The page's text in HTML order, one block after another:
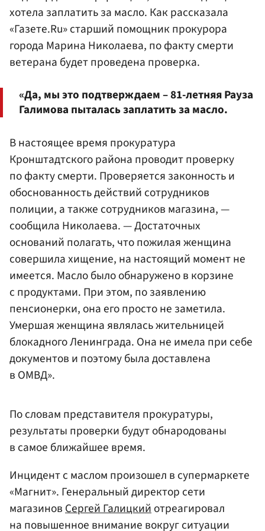
хотела заплатить за масло. Как рассказала
«Газете.Ru» старший помощник прокурора
города Марина Николаева, по факту смерти
ветерана будет проведена проверка.
«Да, мы это подтверждаем – 81-летняя Рауза
Галимова пыталась заплатить за масло.
В настоящее время прокуратура
Кронштадтского района проводит проверку
по факту смерти. Проверяется законность и
обоснованность действий сотрудников
полиции, а также сотрудников магазина, —
сообщила Николаева. — Достаточных
оснований полагать, что пожилая женщина
совершила хищение, на настоящий момент не
имеется. Масло было обнаружено в корзине
с продуктами. При этом, по заявлению
пенсионерки, она его просто не заметила.
Умершая женщина являлась жительницей
блокадного Ленинграда. Она не имела при себе
документов и поэтому была доставлена
в ОМВД».
По словам представителя прокуратуры,
результаты проверки будут обнародованы
в самое ближайшее время.
Инцидент с маслом произошел в супермаркете
«Магнит». Генеральный директор сети
магазиновСергей Галицкийотреагировал
на повышенное внимание вокруг ситуации